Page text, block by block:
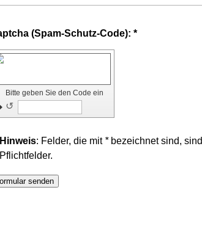
Captcha (Spam-Schutz-Code): *
Bitte geben Sie den Code ein
↺
Hinweis : Felder, die mit *bezeichnet sind, sind
Pflichtfelder.